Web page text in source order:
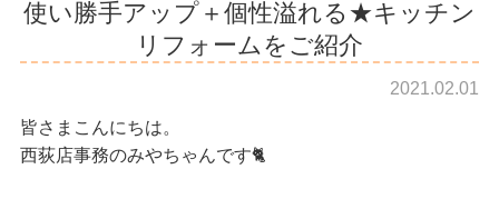
使い勝手アップ＋個性溢れる★キッチン
リフォームをご紹介
2021.02.01
皆さまこんにちは。
西荻店事務のみやちゃんです🐈